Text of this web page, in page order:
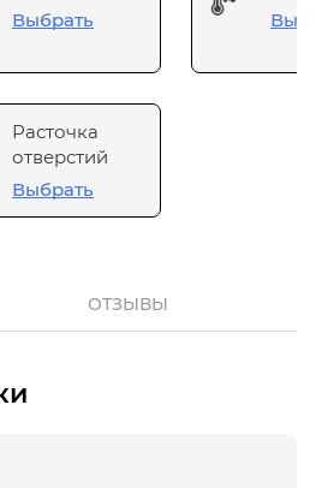
Выбрать
Расточка
отверстий
Выбрать
ОТЗЫВЫ